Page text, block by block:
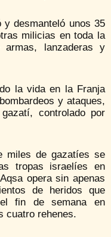
desmanteló unos 35
milicias en toda la
armas, lanzaderas y
la vida en la Franja
y ataques,
controlado por
miles de gazatíes se
tropas israelíes en
opera sin apenas
de heridos que
fin de semana en
cuatro rehenes.